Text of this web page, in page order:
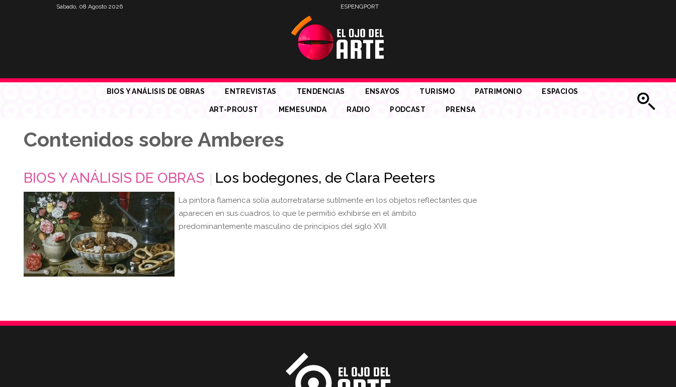
Sábado, 08 Agosto 2026 ESPENGPORT
BIOS Y ANÁLISIS DE OBRAS ENTREVISTAS TENDENCIAS ENSAYOS TURISMO PATRIMONIO ESPACIOS
ART-PROUST MEMESUNDA RADIO PODCAST PRENSA
Contenidos sobre Amberes
BIOS Y ANÁLISIS DE OBRAS Los bodegones, de Clara Peeters
La pintora flamenca solía autorretratarse sutilmente en los objetos reflectantes que
aparecen en sus cuadros, lo que le permitió exhibirse en el ámbito
predominantemente masculino de principios del siglo XVII.